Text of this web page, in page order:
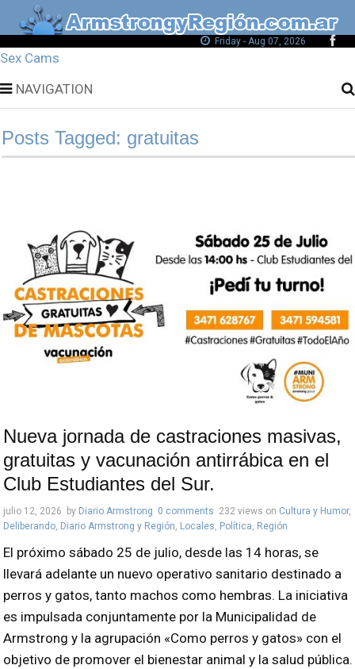
Friday - Aug 07, 2026
Sex Cams
NAVIGATION
Posts Tagged: gratuitas
Nueva jornada de castraciones masivas,
gratuitas y vacunación antirrábica en el
Club Estudiantes del Sur.
julio 12, 2026 by Diario Armstrong 0 comments 232 views on Cultura y Humor,
Deliberando, Diario Armstrong y Región, Locales, Política, Región
El próximo sábado 25 de julio, desde las 14 horas, se
llevará adelante un nuevo operativo sanitario destinado a
perros y gatos, tanto machos como hembras. La iniciativa
es impulsada conjuntamente por la Municipalidad de
Armstrong y la agrupación «Como perros y gatos» con el
objetivo de promover el bienestar animal y la salud pública.